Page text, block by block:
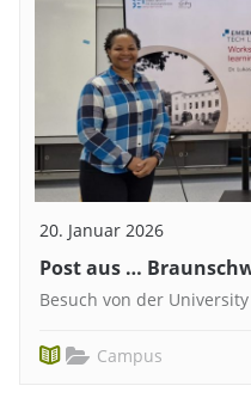
20. Januar 2026
Post aus …
Besuch von der
Campus